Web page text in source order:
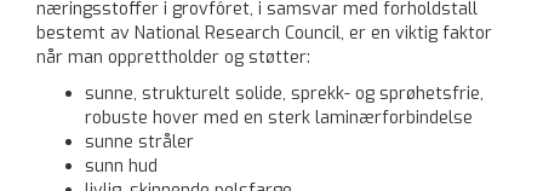
næringsstoffer i grovfôret, i samsvar med forholdstall
bestemt av National Research Council, er en viktig faktor
når man opprettholder og støtter:
sunne, strukturelt solide, sprekk- og sprøhetsfrie,
robuste hover med en sterk laminærforbindelse
sunne stråler
sunn hud